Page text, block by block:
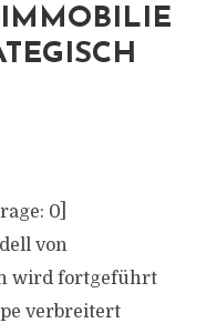
0]
von
wird fortgeführt
verbreitert